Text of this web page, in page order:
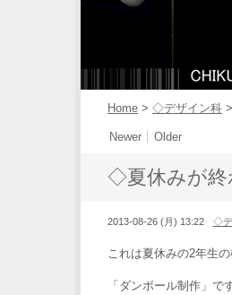
Home > ◇デザイン科 >
Newer Older
◇夏休みが終
2013-08-26 (月) 13:22 ◇デ
これは夏休みの2年生の
「ダンボール制作」で